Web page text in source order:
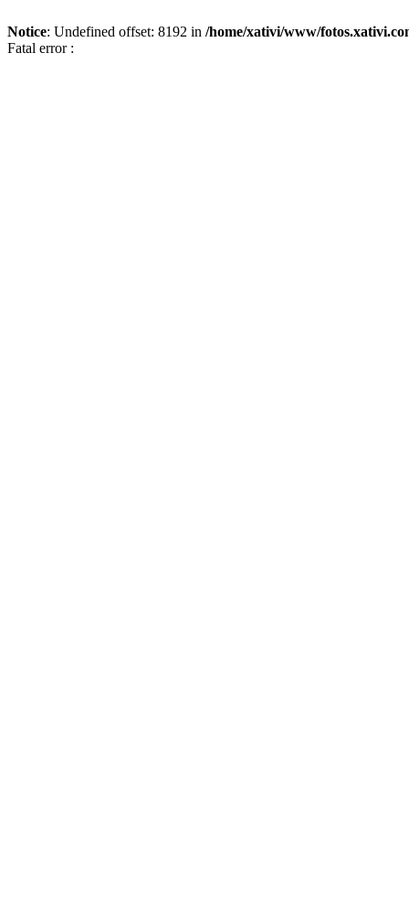
Notice: Undefined offset: 8192 in /home/xativi/www/
Fatal error :